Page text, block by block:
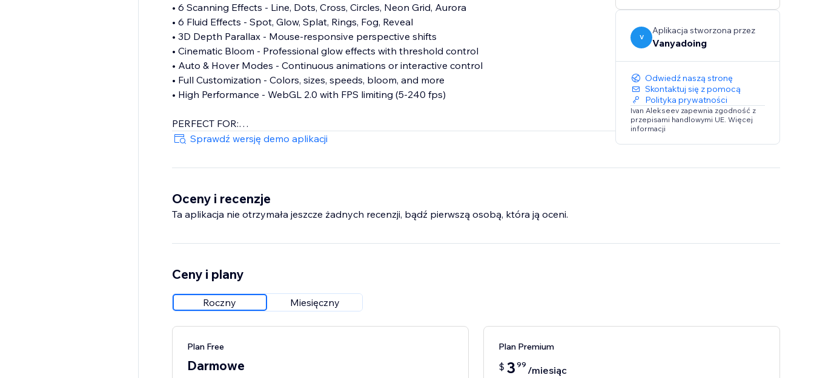
• 6 Scanning Effects - Line, Dots, Cross, Circles, Neon Grid, Aurora
• 6 Fluid Effects - Spot, Glow, Splat, Rings, Fog, Reveal
• 3D Depth Parallax - Mouse-responsive perspective shifts
• Cinematic Bloom - Professional glow effects with threshold control
• Auto & Hover Modes - Continuous animations or interactive control
• Full Customization - Colors, sizes, speeds, bloom, and more
• High Performance - WebGL 2.0 with FPS limiting (5-240 fps)
PERFECT FOR:
Creative portfolios, product showcases, artistic presentations, interactive storytelling, and any
Sprawdź wersję demo aplikacji
V
Aplikacja stworzona przez
Vanyadoing
Odwiedź naszą stronę
Skontaktuj się z pomocą
Polityka prywatności
Ivan Alekseev zapewnia zgodność z
przepisami handlowymi UE. Więcej
informacji
Oceny i recenzje
Ta aplikacja nie otrzymała jeszcze żadnych recenzji, bądź pierwszą osobą, która ją oceni.
Ceny i plany
Roczny Miesięczny
Plan Free
Darmowe
Plan Premium
$ 3 99 /miesiąc